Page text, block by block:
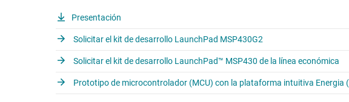
Presentación
Solicitar el kit de desarrollo LaunchPad MSP430G2
Solicitar el kit de desarrollo LaunchPad™ MSP430 de la línea económica
Prototipo de microcontrolador (MCU) con la plataforma intuitiva Energia